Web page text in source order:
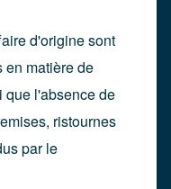
d'origine sont
en matière de
que l'absence de
ristournes
par le